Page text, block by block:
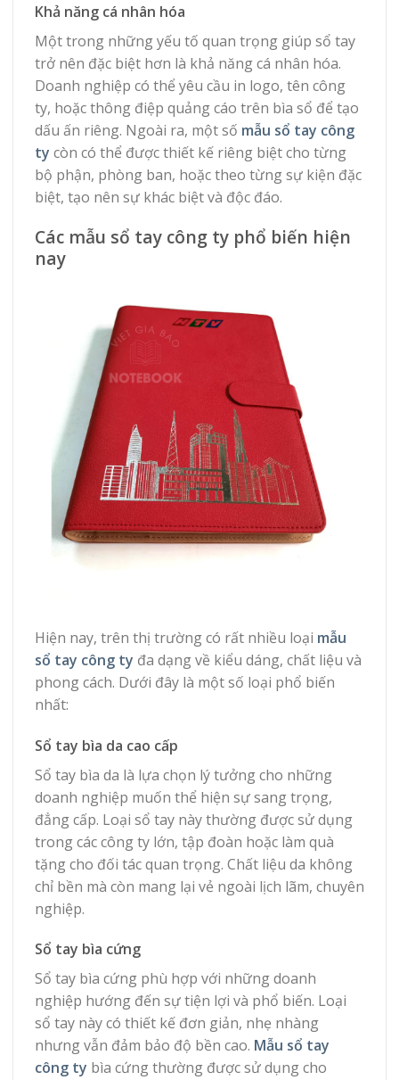
Khả năng cá nhân hóa
Một trong những yếu tố quan trọng giúp sổ tay
trở nên đặc biệt hơn là khả năng cá nhân hóa.
Doanh nghiệp có thể yêu cầu in logo, tên công
ty, hoặc thông điệp quảng cáo trên bìa sổ để tạo
dấu ấn riêng. Ngoài ra, một số mẫu sổ tay công
ty còn có thể được thiết kế riêng biệt cho từng
bộ phận, phòng ban, hoặc theo từng sự kiện đặc
biệt, tạo nên sự khác biệt và độc đáo.
Các mẫu sổ tay công ty phổ biến hiện
nay
Hiện nay, trên thị trường có rất nhiều loại mẫu
sổ tay công ty đa dạng về kiểu dáng, chất liệu và
phong cách. Dưới đây là một số loại phổ biến
nhất:
Sổ tay bìa da cao cấp
Sổ tay bìa da là lựa chọn lý tưởng cho những
doanh nghiệp muốn thể hiện sự sang trọng,
đẳng cấp. Loại sổ tay này thường được sử dụng
trong các công ty lớn, tập đoàn hoặc làm quà
tặng cho đối tác quan trọng. Chất liệu da không
chỉ bền mà còn mang lại vẻ ngoài lịch lãm, chuyên
nghiệp.
Sổ tay bìa cứng
Sổ tay bìa cứng phù hợp với những doanh
nghiệp hướng đến sự tiện lợi và phổ biến. Loại
sổ tay này có thiết kế đơn giản, nhẹ nhàng
nhưng vẫn đảm bảo độ bền cao. Mẫu sổ tay
công ty bìa cứng thường được sử dụng cho